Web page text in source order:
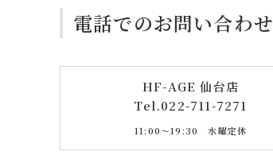
電話でのお問い合わせ
HF-AGE 仙台店
Tel.022-711-7271
11:00〜19:30 水曜定休